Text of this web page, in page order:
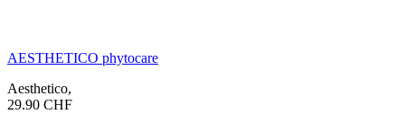
AESTHETICO phytocare
Aesthetico,
29.90 CHF